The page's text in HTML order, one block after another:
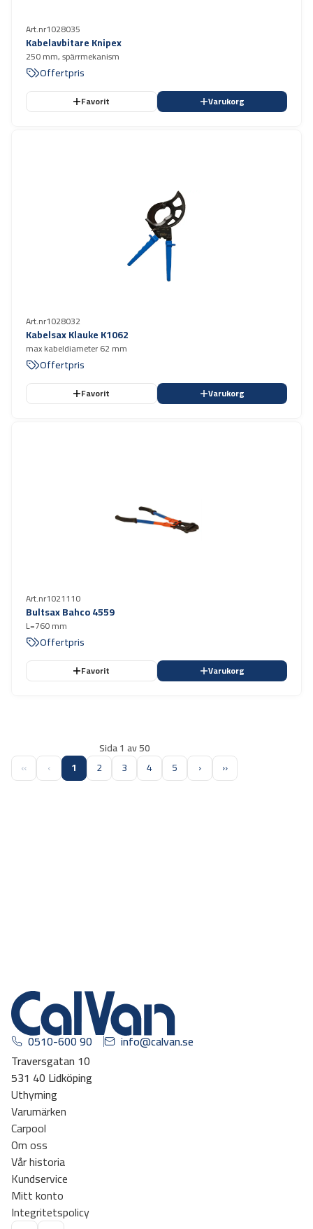
Art.nr1028035
Kabelavbitare Knipex
250 mm, spärrmekanism
Offertpris
Favorit Varukorg
Art.nr1028032
Kabelsax Klauke K1062
max kabeldiameter 62 mm
Offertpris
Favorit Varukorg
Art.nr1021110
Bultsax Bahco 4559
L=760 mm
Offertpris
Favorit Varukorg
Sida 1 av 50
‹‹
‹ 1 2 3 4 5 › ››
0510-600 90
info@calvan.se
Traversgatan 10
531 40 Lidköping
Uthyrning
Varumärken
Carpool
Om oss
Vår historia
Kundservice
Mitt konto
Integritetspolicy